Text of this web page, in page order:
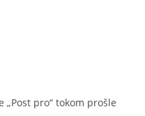
pro“ tokom prošle